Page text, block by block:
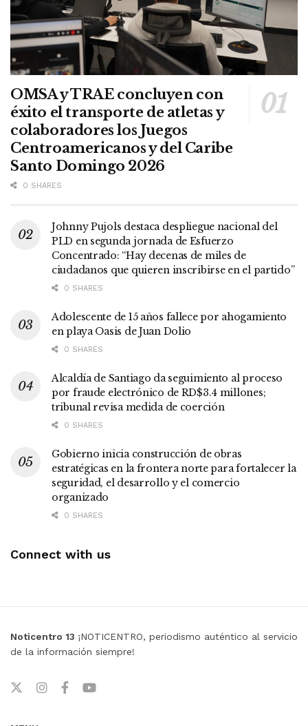
OMSA y TRAE concluyen con
éxito el transporte de atletas y
colaboradores los Juegos
Centroamericanos y del Caribe
Santo Domingo 2026
0 SHARES
Johnny Pujols destaca despliegue nacional del
PLD en segunda jornada de Esfuerzo
Concentrado: “Hay decenas de miles de
ciudadanos que quieren inscribirse en el partido”
0 SHARES
Adolescente de 15 años fallece por ahogamiento
en playa Oasis de Juan Dolio
0 SHARES
Alcaldía de Santiago da seguimiento al proceso
por fraude electrónico de RD$3.4 millones;
tribunal revisa medida de coerción
0 SHARES
Gobierno inicia construcción de obras
estratégicas en la frontera norte para fortalecer la
seguridad, el desarrollo y el comercio
organizado
0 SHARES
Connect with us
Noticentro 13 ¡NOTICENTRO, periodismo auténtico al servicio
de la información siempre!